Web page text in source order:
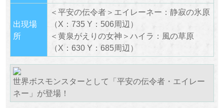
出現場
所
＜平安の伝令者＞エイレーネー：静寂の氷原
（X：735 Y：506周辺）
＜黄泉がえりの女神＞ハイラ：風の草原
（X：630 Y：685周辺）
世界ボスモンスターとして「平安の伝令者・エイレー
ネー」が登場！